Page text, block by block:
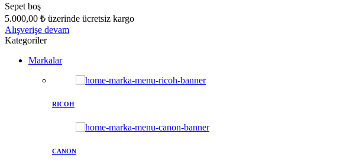
Sepet boş
5.000,00 ₺ üzerinde ücretsiz kargo
Alışverişe devam
Kategoriler
Markalar
RICOH
CANON